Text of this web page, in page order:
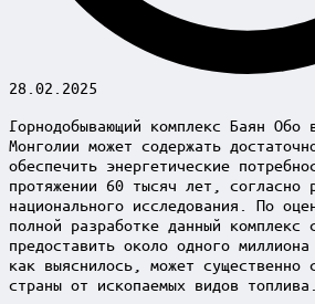
28.02.2025
Горнодобывающий комплекс Баян Обо
Монголии может содержать
обеспечить энергетические
протяжении 60 тысяч лет, согласно
национального исследования. По
полной разработке данный комплекс
предоставить около одного
как выяснилось, может существенно
страны от ископаемых видов топлива.